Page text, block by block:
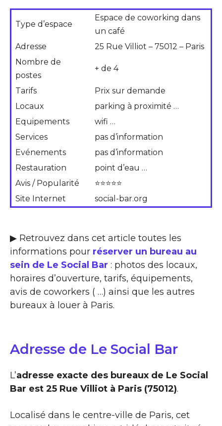
Type d’espace
Espace de coworking dans
un café
Adresse
25 Rue Villiot – 75012 – Paris
Nombre de
postes
+ de 4
Tarifs
Prix sur demande
Locaux
parking à proximité …
Equipements
wifi …
Services
pas d’information
Evénements
pas d’information
Restauration
point d’eau …
Avis / Popularité
⭐⭐⭐⭐⭐
Site Internet
social-bar.org
▶ Retrouvez dans cet article toutes les
informations pour réserver un bureau au
sein de Le Social Bar : photos des locaux,
horaires d’ouverture, tarifs, équipements,
avis de coworkers ( …) ainsi que les autres
bureaux à louer à Paris.
Adresse de Le Social Bar
L’adresse exacte des bureaux de Le Social
Bar est 25 Rue Villiot à Paris (75012).
Localisé dans le centre-ville de Paris, cet